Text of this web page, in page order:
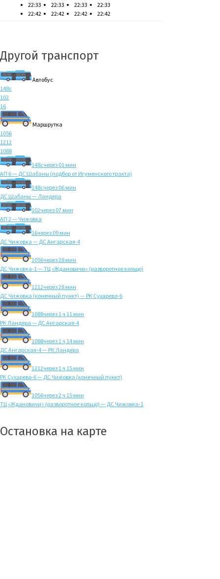
22:33
22:42
22:33
22:42
22:33
22:42
22:33
22:42
Другой транспорт
Автобус
148с
102
16
Маршрутка
1056
1212
1088
148счерез 01 мин
АП 6 — ДС Шабаны (подбор от Игуменского тракта)
148счерез 06 мин
ДС Шабаны — Ландера
102через 07 мин
АП 2 — Чижовка
16через 09 мин
ДС Чижовка — ДС Ангарская-4
1056через 28 мин
ДС Чижовка-1 — ТЦ «Ждановичи» (разворотное кольцо)
1212через 28 мин
ДС Чижовка (конечный пункт) — РК Сухарево-6
1088через 1 ч 11 мин
РК Ландера — ДС Ангарская-4
1088через 1 ч 14 мин
ДС Ангарская-4 — РК Ландера
1212через 1 ч 15 мин
РК Сухарево-6 — ДС Чижовка (конечный пункт)
1056через 2 ч 15 мин
ТЦ «Ждановичи» (разворотное кольцо) — ДС Чижовка-1
Остановка на карте